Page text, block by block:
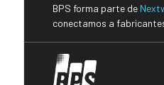
BPS forma parte de
conectamos a